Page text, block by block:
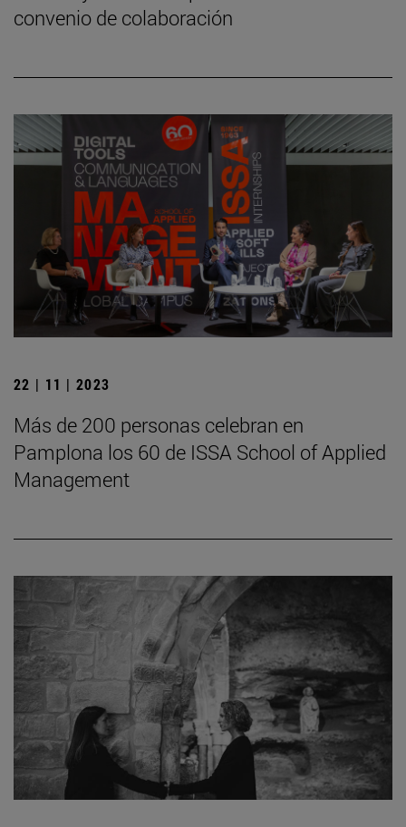
convenio de colaboración
22 | 11 | 2023
Más de 200 personas celebran en
Pamplona los 60 de ISSA School of Applied
Management